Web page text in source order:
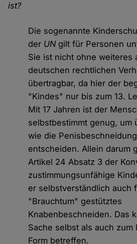
ist?
Die sogenannte
der UN gilt für Personen
Sie ist nicht ohne weiteres
deutschen rechtlichen
übertragbar, da hier der
"Kindes" nur bis zum 13.
Mit 17 Jahren ist der
selbstbestimmt genug, um
wie die
entscheiden. Allein darum
Artikel 24 Absatz 3 der
zustimmungsunfähige
er selbstverständlich auch
"Brauchtum" gestütztes
Knabenbeschneiden. Das
Sache selbst als auch zum
Form betreffen.